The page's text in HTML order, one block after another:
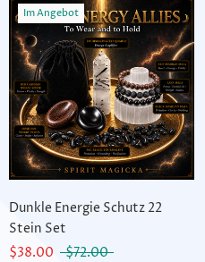
Im Angebot
Dunkle Energie Schutz 22
Stein Set
$38.00
$72.00